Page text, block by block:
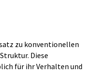
zu konventionellen
Diese
für ihr Verhalten und